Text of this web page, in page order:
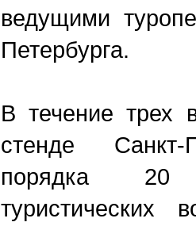
ведущими
Петербурга.
В течение трех
стенде Санкт-
порядка 20
туристических